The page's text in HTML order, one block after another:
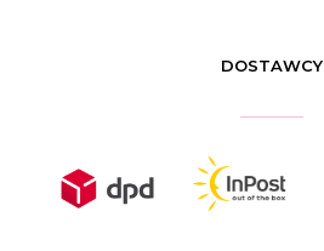
DOSTAWCY